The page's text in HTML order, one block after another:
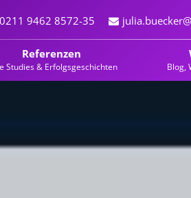
0211 9462 8572-35
Referenzen
Studies & Erfolgsgeschichten Blog,